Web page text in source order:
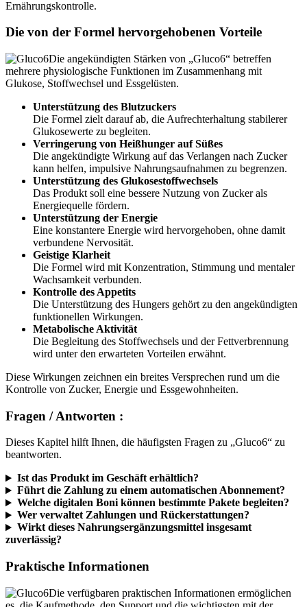
mehrere physiologische Funktionen im Zusammenhang mit
Glukose, Stoffwechsel und Essgelüsten.
Die Formel zielt darauf ab, die Aufrechterhaltung stabilerer
Glukosewerte zu begleiten.
Verringerung von Heißhunger auf Süßes
Die angekündigte Wirkung auf das Verlangen nach Zucker
kann helfen, impulsive Nahrungsaufnahmen zu begrenzen.
Unterstützung des Glukosestoffwechsels
Das Produkt soll eine bessere Nutzung von Zucker als
Energiequelle fördern.
Unterstützung der Energie
Eine konstantere Energie wird hervorgehoben, ohne damit
verbundene Nervosität.
Geistige Klarheit
Die Formel wird mit Konzentration, Stimmung und mentaler
Wachsamkeit verbunden.
Kontrolle des Appetits
Die Unterstützung des Hungers gehört zu den angekündigten
funktionellen Wirkungen.
Metabolische Aktivität
Die Begleitung des Stoffwechsels und der Fettverbrennung
wird unter den erwarteten Vorteilen erwähnt.
Kontrolle von Zucker, Energie und Essgewohnheiten.
beantworten.
Führt die Zahlung zu einem automatischen Abonnement?
Welche digitalen Boni können bestimmte Pakete begleiten?
Wer verwaltet Zahlungen und Rückerstattungen?
Wirkt dieses Nahrungsergänzungsmittel insgesamt
zuverlässig?
es, die Kaufmethode, den Support und die wichtigsten mit der